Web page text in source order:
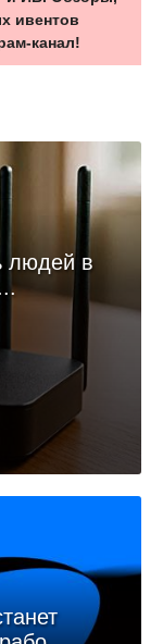
ивентов
канал!
людей в